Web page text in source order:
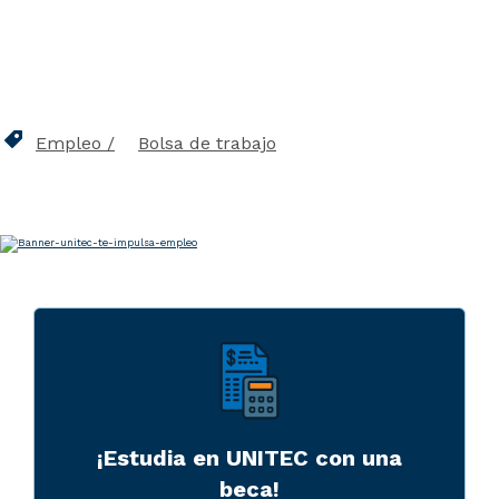
Empleo Bolsa de trabajo
¡Estudia en UNITEC con una
beca!